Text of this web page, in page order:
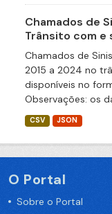
Chamados de
Trânsito com e
Chamados de
2015 a 2024 no
disponíveis no
Observações: os
CSV JSON
O Portal
Sobre o Portal